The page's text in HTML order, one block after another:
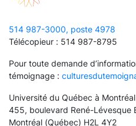
514 987-3000, poste 4978
Télécopieur : 514 987-8795
Pour toute demande
témoignage :
Université du Québec à
455, boulevard René-Lévesque
Montréal (Québec) H2L 4Y2